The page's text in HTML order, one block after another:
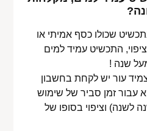
שכולו כסף אמיתי או
התכשיט עמיד למים
שנה !
עור יש לקחת בחשבון
עבור זמן סביר של שימוש
לשנה) וציפוי בסופו של